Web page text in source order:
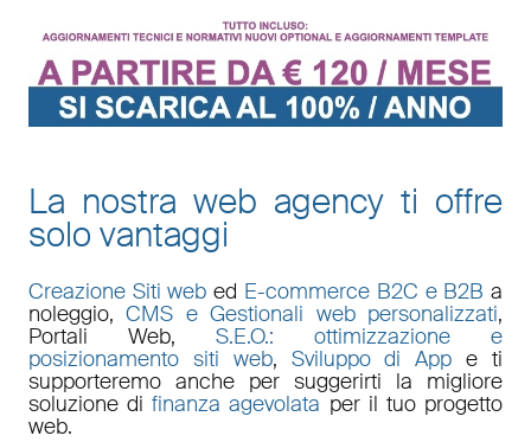
La nostra web agency ti offre
solo vantaggi
Creazione Siti web ed E-commerce B2C e B2B a
noleggio,CMS e Gestionali web personalizzati,
Portali Web,S.E.O.: ottimizzazione e
posizionamento siti web, Sviluppo di App e ti
supporteremo anche per suggerirti la migliore
soluzione difinanza agevolata per il tuo progetto
web.